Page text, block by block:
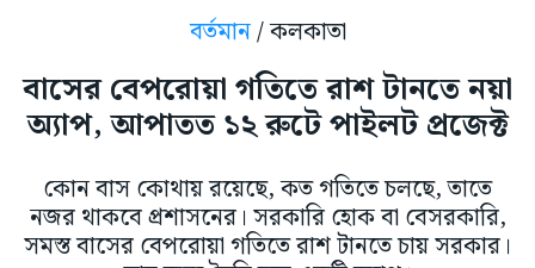
বর্তমান/ কলকাতা
বাসের বেপরোয়া গতিতে রাশ টানতে নয়া
অ্যাপ, আপাতত ১২ রুটে পাইলট প্রজেক্ট
কোন বাস কোথায় রয়েছে, কত গতিতে চলছে, তাতে
নজর থাকবে প্রশাসনের। সরকারি হোক বা বেসরকারি,
সমস্ত বাসের বেপরোয়া গতিতে রাশ টানতে চায় সরকার।